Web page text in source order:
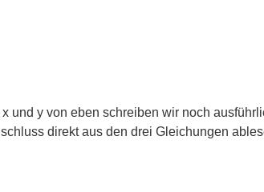
und y von eben schreiben wir noch
direkt aus den drei Gleichungen